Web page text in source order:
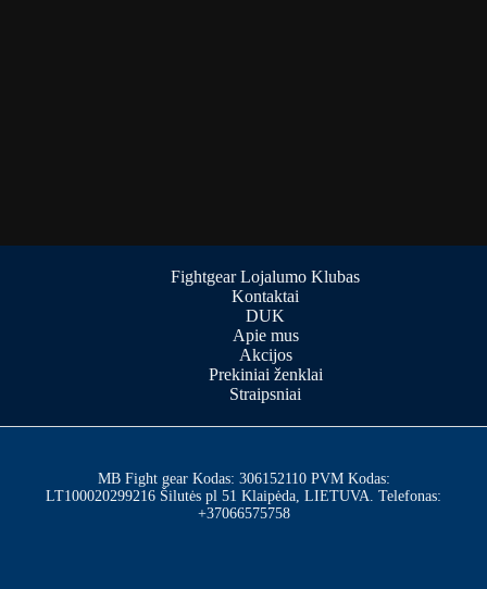
Fightgear Lojalumo Klubas
Kontaktai
DUK
Apie mus
Akcijos
Prekiniai ženklai
Straipsniai
MB Fight gear Kodas: 306152110 PVM Kodas:
LT100020299216 Šilutės pl 51 Klaipėda, LIETUVA. Telefonas:
+37066575758